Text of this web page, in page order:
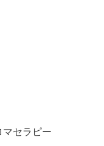
マセラピー